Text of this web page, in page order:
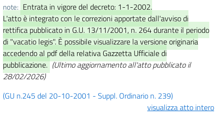
note: Entrata in vigore del decreto: 1-1-2002.
L'atto è integrato con le correzioni apportate dall'avviso di
rettifica pubblicato in G.U. 13/11/2001, n. 264 durante il periodo
di "vacatio legis". È possibile visualizzare la versione originaria
accedendo al pdf della relativa Gazzetta Ufficiale di
pubblicazione. (Ultimo aggiornamento all'atto pubblicato il
28/02/2026)
(GU n.245 del 20-10-2001 - Suppl. Ordinario n. 239)
visualizza atto intero